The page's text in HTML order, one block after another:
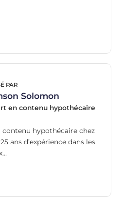
PAR
Solomon
en contenu hypothécaire
contenu hypothécaire chez
ans d’expérience dans les